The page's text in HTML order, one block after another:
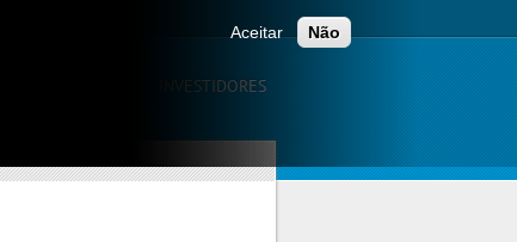
Aceitar Não
INVESTIDORES